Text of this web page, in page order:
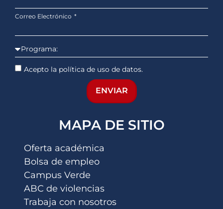
Correo Electrónico
Acepto la política de uso de datos.
ENVIAR
MAPA DE SITIO
Oferta académica
Bolsa de empleo
Campus Verde
ABC de violencias
Trabaja con nosotros